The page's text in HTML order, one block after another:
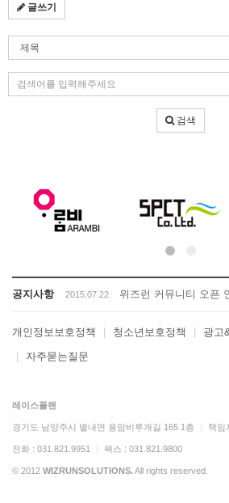
글쓰기
색
조
색
어
입
검색
공지사항 2015.07.22 위즈런 커뮤니티 오픈
개인정보보호정책 | 청소년보호정책 | 광고
|
자주묻는질문
레이스플랜
경기도 남양주시 별내면 용암비루개길 165 1층 | 책임
전화 : 031.821.9951 | 팩스 : 031.821.9800
© 2012 WIZRUNSOLUTIONS.All rights reserved.